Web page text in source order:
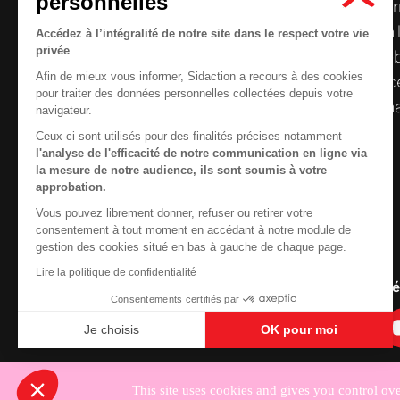
Accédez à l’intégralité de notre site dans le respect votre vie
privée
Afin de mieux vous informer, Sidaction a recours à des cookies
pour traiter des données personnelles collectées depuis votre
navigateur.
Ceux-ci sont utilisés pour des finalités précises notamment
l'analyse de l'efficacité de notre communication en ligne via
la mesure de notre audience, ils sont soumis à votre
approbation.
Vous pouvez librement donner, refuser ou retirer votre
consentement à tout moment en accédant à notre module de
gestion des cookies situé en bas à gauche de chaque page.
Lire la politique de confidentialité
Consentements certifiés par
Je choisis OK pour moi
Plateforme de Gestion du Consentement :
Notre plateforme vous permet d'adapter et de gérer
Le centre de ressources de Sidaction
disposer de ressources francophones en
. À l’origine,
la Plateforme ELSA, le Centre de
désormais gérée par Sidaction qui a
reprendre le pilotage.
Contactez-nous
Newsletter
Nous suivre sur les
This site uses cookies and gives you control